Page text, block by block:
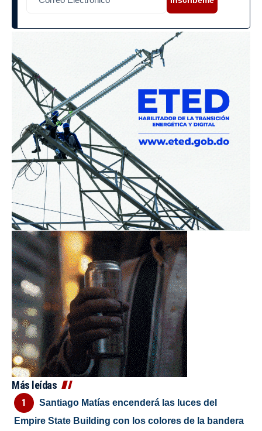
Más leídas
Santiago Matías encenderá las luces del
Empire State Building con los colores de la bandera